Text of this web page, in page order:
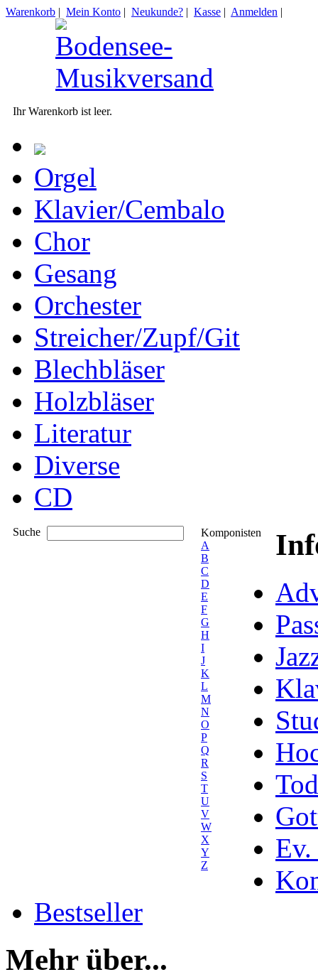
Warenkorb | Mein Konto | Neukunde? | Kasse | Anmelden |
Ihr Warenkorb ist leer.
Orgel
Klavier/Cembalo
Chor
Gesang
Orchester
Streicher/Zupf/Git
Blechbläser
Holzbläser
Literatur
Diverse
CD
Suche
Komponisten
A
B
C
D
E
F
G
H
I
J
K
L
M
N
O
P
Q
R
S
T
U
V
W
X
Y
Z
Ev.
Bestseller
Mehr über...